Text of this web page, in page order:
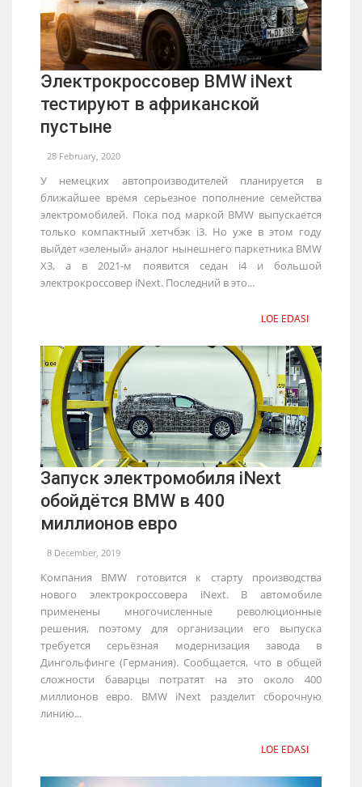
Электрокроссовер BMW iNext
тестируют в африканской
пустыне
28 February, 2020
У немецких автопроизводителей планируется в
ближайшее время серьезное пополнение семейства
электромобилей. Пока под маркой BMW выпускается
только компактный хетчбэк i3. Но уже в этом году
выйдет «зеленый» аналог нынешнего паркетника BMW
X3, а в 2021-м появится седан i4 и большой
электрокроссовер iNext. Последний в это...
LOE EDASI
Запуск электромобиля iNext
обойдётся BMW в 400
миллионов евро
8 December, 2019
Компания BMW готовится к старту производства
нового электрокроссовера iNext. В автомобиле
применены многочисленные революционные
решения, поэтому для организации его выпуска
требуется серьёзная модернизация завода в
Дингольфинге (Германия). Сообщается, что в общей
сложности баварцы потратят на это около 400
миллионов евро. BMW iNext разделит сборочную
линию...
LOE EDASI